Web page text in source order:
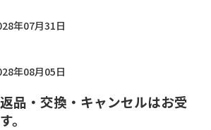
年07月31日
年08月05日
品・交換・キャンセルはお受
。